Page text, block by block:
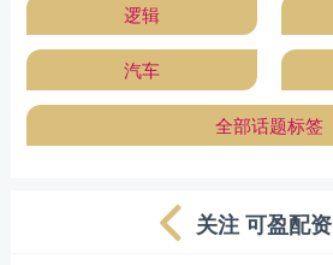
逻辑
汽车
全部话题标签
关注 可盈配资